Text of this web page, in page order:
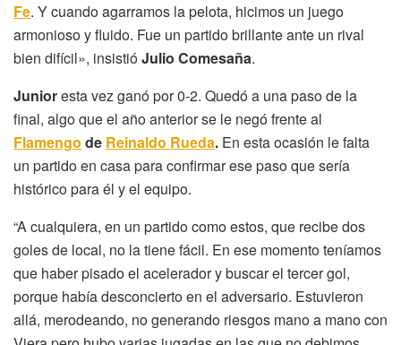
Fe. Y cuando agarramos la pelota, hicimos un juego
armonioso y fluido. Fue un partido brillante ante un rival
bien difícil», insistióJulio Comesaña.
Junioresta vez ganó por 0-2. Quedó a una paso de la
final, algo que el año anterior se le negó frente al
Flamengo de Reinaldo Rueda. En esta ocasión le falta
un partido en casa para confirmar ese paso que sería
histórico para él y el equipo.
“A cualquiera, en un partido como estos, que recibe dos
goles de local, no la tiene fácil. En ese momento teníamos
que haber pisado el acelerador y buscar el tercer gol,
porque había desconcierto en el adversario. Estuvieron
allá, merodeando, no generando riesgos mano a mano con